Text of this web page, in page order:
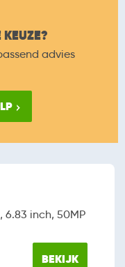
advies
6.83 inch, 50MP
BEKIJK